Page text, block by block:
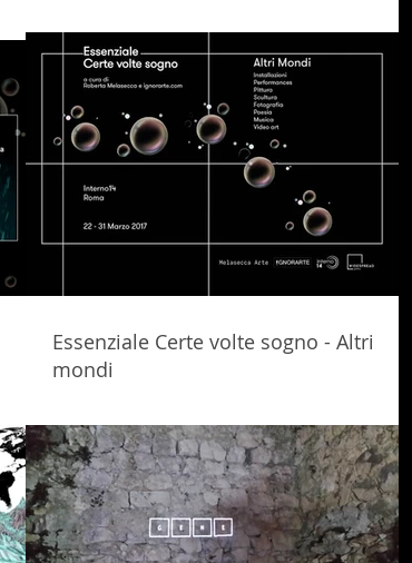
Essenziale Certe volte sogno - Altri
mondi